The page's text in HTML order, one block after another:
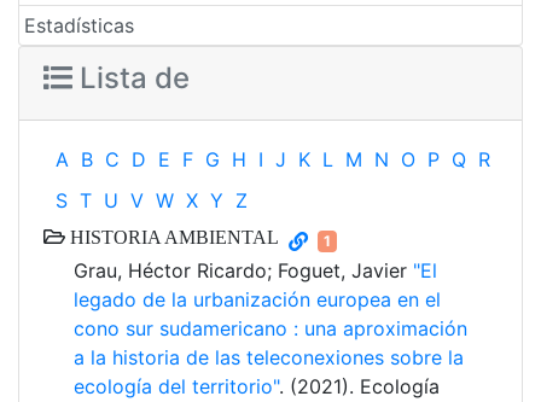
Estadísticas
Lista de
A B C D E F G H I J K L M N O P Q R
S T U V W X Y Z
HISTORIA AMBIENTAL 1
Grau, Héctor Ricardo; Foguet, Javier "El
legado de la urbanización europea en el
cono sur sudamericano : una aproximación
a la historia de las teleconexiones sobre la
ecología del territorio". (2021). Ecología